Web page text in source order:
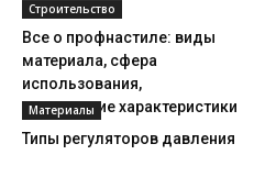
Строительство
Все о профнастиле: виды
материала, сфера
использования,
технические характеристики
Материалы
Типы регуляторов давления